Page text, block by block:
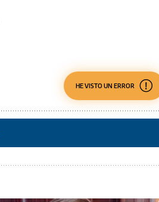
HE VISTO UN ERROR